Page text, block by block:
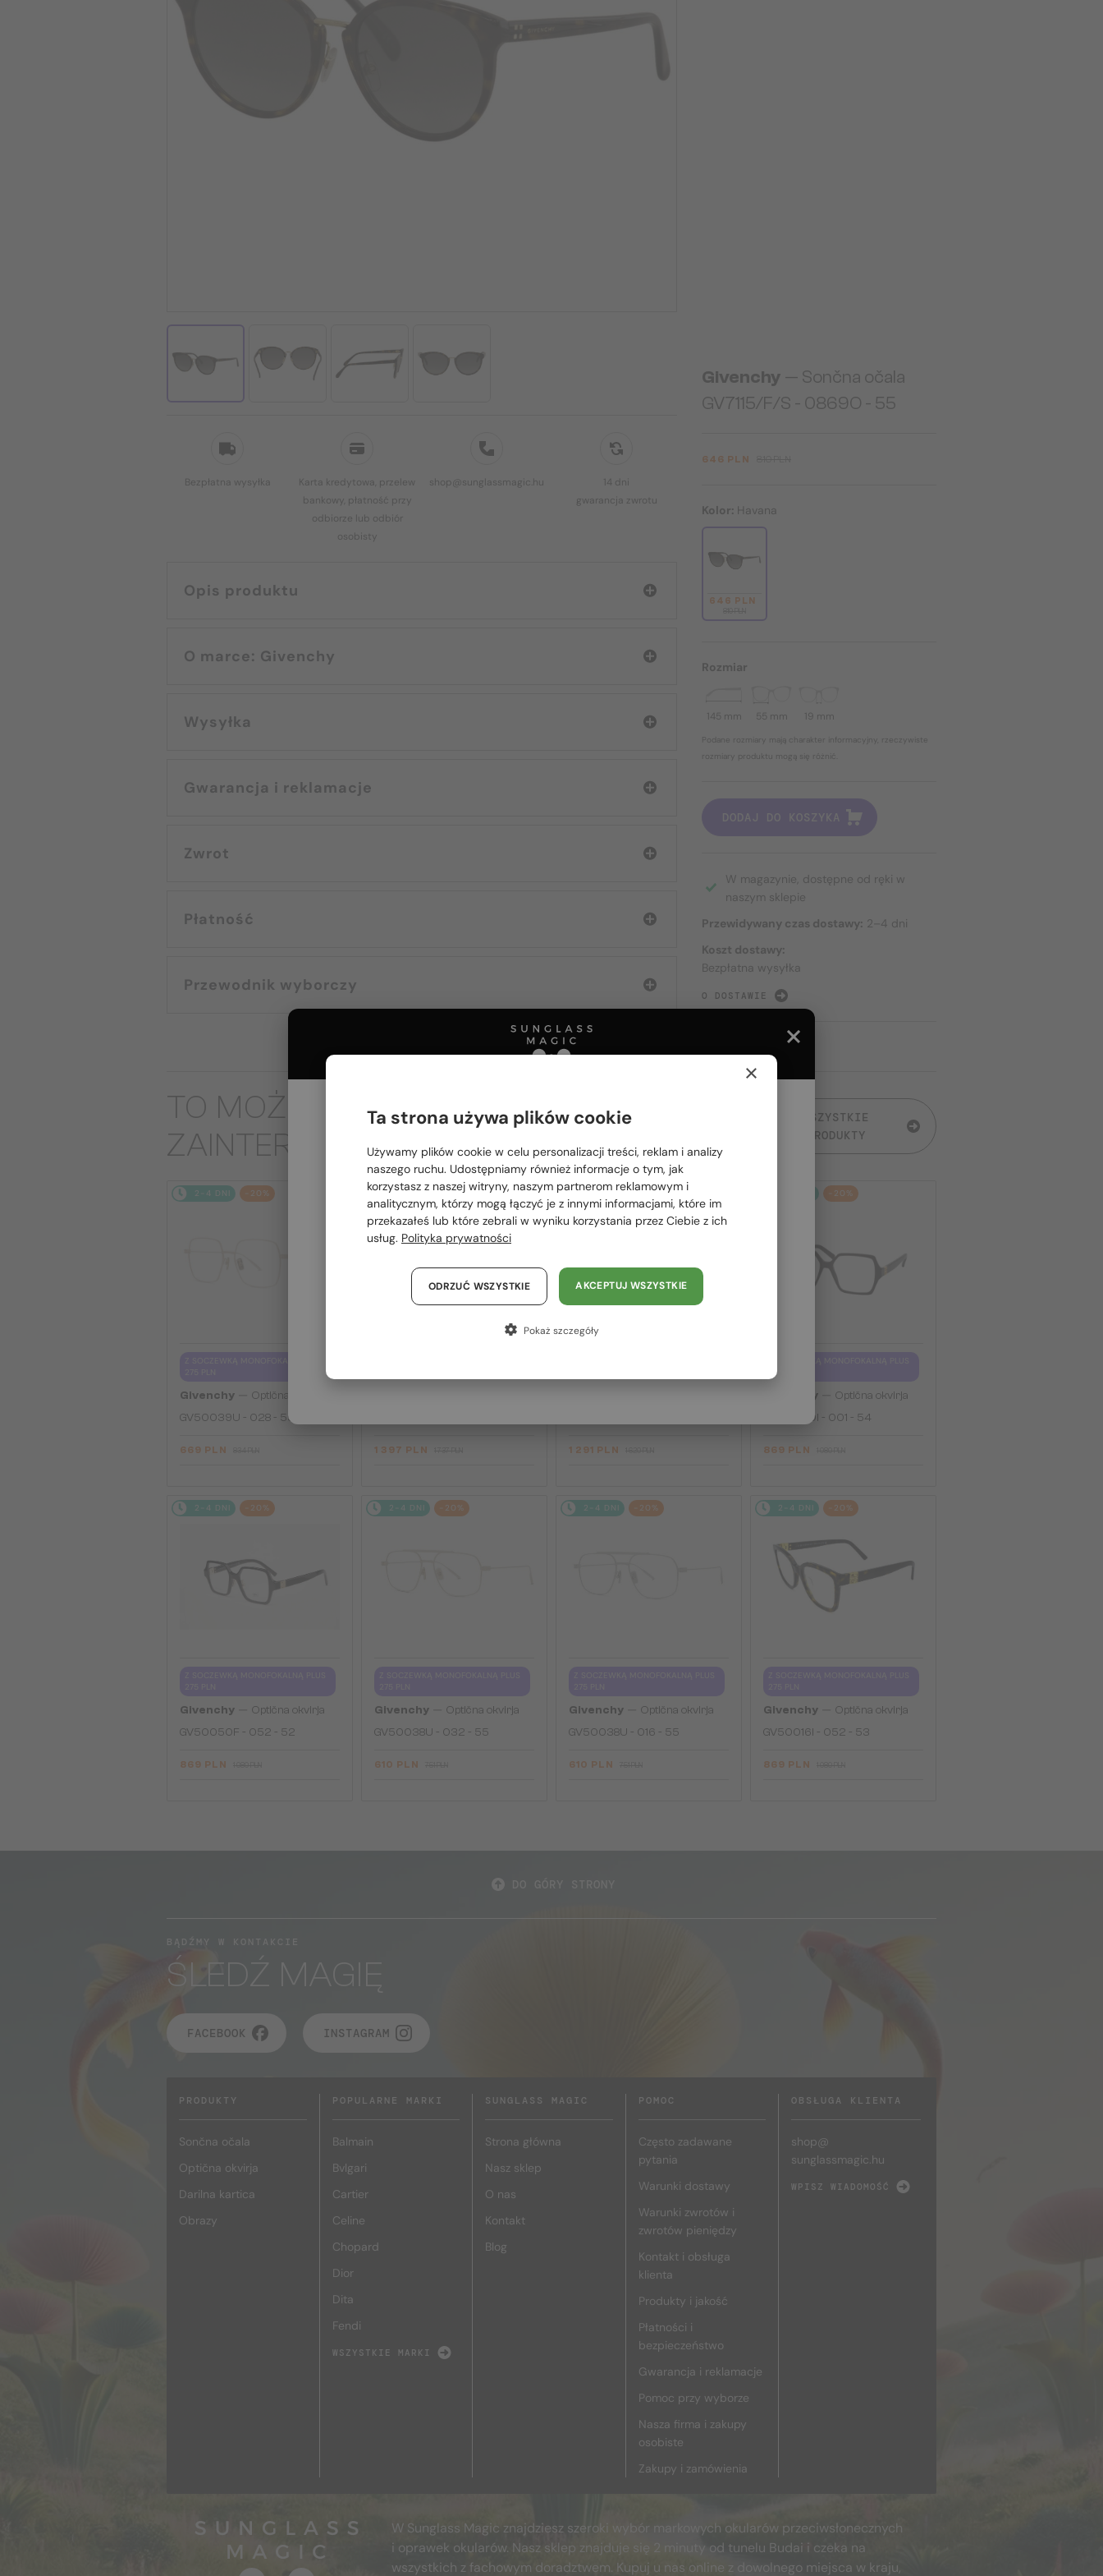
Bezpłatna wysyłka
Karta kredytowa, przelew
bankowy, płatność przy
odbiorze lub odbiór
osobisty
shop@sunglassmagic.hu
14 dni
gwarancja zwrotu
Opis produktu
O marce: Givenchy
Wysyłka
Gwarancja i reklamacje
Zwrot
Płatność
Przewodnik wyborczy
Givenchy — Sončna očala
GV7115/F/S - 0869O - 55
646 PLN
Kolor: Havana
646 PLN
Rozmiar
145 mm 55 mm 19 mm
Podane rozmiary mają charakter informacyjny, rzeczywiste
rozmiary produktu mogą się różnić.
DODAJ DO KOSZYKA
W magazynie, dostępne od ręki w
naszym sklepie
Przewidywany czas dostawy: 2–4 dni
Koszt dostawy:
Bezpłatna wysyłka
O DOSTAWIE
TO MOŻE CIĘ RÓWNIEŻ
ZAINTERESOWAĆ
WSZYSTKIE
PRODUKTY
2-4 DNI -20%
Givenchy
Optična okvirja
GV50039U - 028 - 55
669 PLN
2-4 DNI -20%
1 397 PLN
2-4 DNI -20%
1 291 PLN
-20%
275 PLN
Givenchy
Optična okvirja
GV50050I - 001 - 54
869 PLN
2-4 DNI -20%
Givenchy
Optična okvirja
GV50050F - 052 - 52
869 PLN
2-4 DNI -20%
Givenchy
Optična okvirja
GV50038U - 032 - 55
610 PLN
2-4 DNI -20%
Givenchy
Optična okvirja
GV50038U - 016 - 55
610 PLN
2-4 DNI -20%
Givenchy
Optična okvirja
GV50016I - 052 - 53
869 PLN
BĄDŹMY W KONTAKCIE
ŚLEDŹ MAGIĘ
FACEBOOK INSTAGRAM
PRODUKTY
Sončna očala
Optična okvirja
Darilna kartica
Obrazy
POPULARNE MARKI
Balmain
Bvlgari
Cartier
Celine
Chopard
Dior
Dita
Fendi
WSZYSTKIE MARKI
SUNGLASS MAGIC
Strona główna
Nasz sklep
O nas
Kontakt
Blog
POMOC
Często zadawane
pytania
Warunki dostawy
Warunki zwrotów i
zwrotów pieniędzy
Kontakt i obsługa
klienta
Produkty i jakość
Płatności i
bezpieczeństwo
Gwarancja i reklamacje
Pomoc przy wyborze
Nasza firma i zakupy
osobiste
Zakupy i zamówienia
OBSŁUGA KLIENTA
shop@
sunglassmagic.hu
WPISZ WIADOMOŚĆ
W Sunglass Magic znajdziesz szeroki wybór markowych okularów przeciwsłonecznych
i oprawek okularów. Nasz sklep znajduje się 2 minuty od tunelu Budai i czeka na
wszystkich z fachowym doradztwem. Kupuj u nas online z dowolnego miejsca w kraju,
Proszę wybierz z listy odpowiedni dla Ciebie kraj:
Polska / PL
România / RO
Magyarország / HU
Austria / AT
Francja / FR
×
Ta strona używa plików cookie
Używamy plików cookie w celu personalizacji treści, reklam i analizy
naszego ruchu. Udostępniamy również informacje o tym, jak
korzystasz z naszej witryny, naszym partnerom reklamowym i
analitycznym, którzy mogą łączyć je z innymi informacjami, które im
przekazałeś lub które zebrali w wyniku korzystania przez Ciebie z ich
usług. Polityka prywatności
AKCEPTUJ WSZYSTKIE
ODRZUĆ WSZYSTKIE
Pokaż szczegóły